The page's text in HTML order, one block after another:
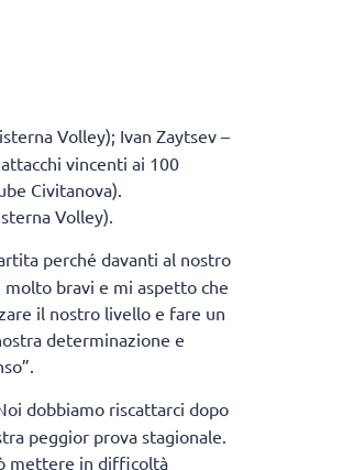
Volley); Ivan Zaytsev –
vincenti ai 100
Civitanova).
Volley).
perché davanti al nostro
bravi e mi aspetto che
il nostro livello e fare un
determinazione e
dobbiamo riscattarci dopo
peggior prova stagionale.
mettere in difficoltà